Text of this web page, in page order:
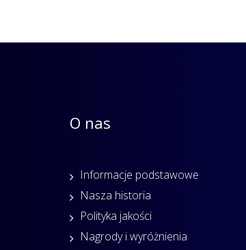
O nas
Informacje podstawowe
Nasza historia
Polityka jakości
Nagrody i wyróżnienia